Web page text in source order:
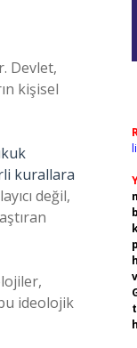
Devlet,
kişisel
kurallara
değil,
ideolojik